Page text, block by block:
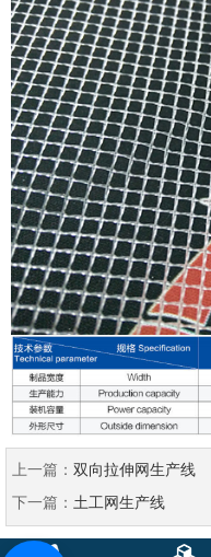
上一篇： 双向拉伸网生产线
下一篇： 土工网生产线